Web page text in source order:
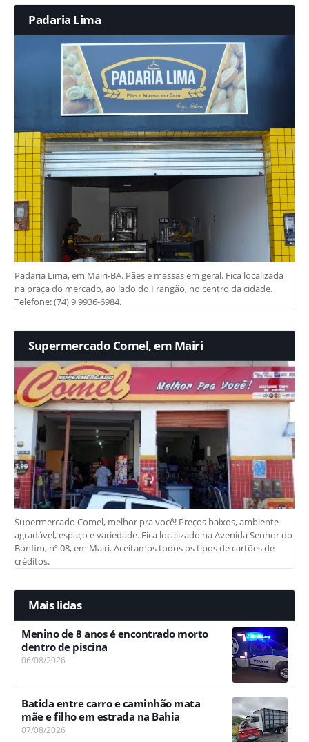
Padaria Lima
Padaria Lima, em Mairi-BA. Pães e massas em geral. Fica localizada
na praça do mercado, ao lado do Frangão, no centro da cidade.
Telefone: (74) 9 9936-6984.
Supermercado Comel, em Mairi
Supermercado Comel, melhor pra você! Preços baixos, ambiente
agradável, espaço e variedade. Fica localizado na Avenida Senhor do
Bonfim, nº 08, em Mairi. Aceitamos todos os tipos de cartões de
créditos.
Mais lidas
Menino de 8 anos é encontrado morto
dentro de piscina
06/08/2026
Batida entre carro e caminhão mata
mãe e filho em estrada na Bahia
07/08/2026